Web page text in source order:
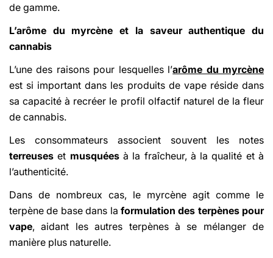
de gamme.
L’arôme du myrcène et la saveur authentique du
cannabis
L’une des raisons pour lesquelles l’arôme du myrcène
est si important dans les produits de vape réside dans
sa capacité à recréer le profil olfactif naturel de la fleur
de cannabis.
Les consommateurs associent souvent les notes
terreuses et musquéesà la fraîcheur, à la qualité et à
l’authenticité.
Dans de nombreux cas, le myrcène agit comme le
terpène de base dans la formulation des terpènes pour
vape, aidant les autres terpènes à se mélanger de
manière plus naturelle.